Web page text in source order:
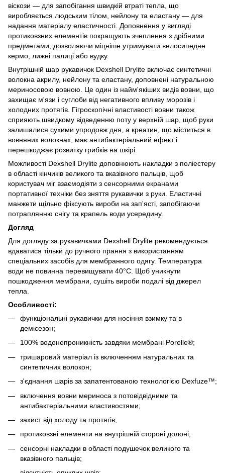
віскози — для запобігання швидкій втраті тепла, що
виробляється людським тілом, нейлону та еластану — для
надання матеріалу еластичності. Доповнення у вигляді
протиковзних елементів покращують зчеплення з дрібними
предметами, дозволяючи міцніше утримувати велосипедне
кермо, лижні палиці або вудку.
Внутрішній шар рукавичок Dexshell Drylite включає синтетичні
волокна акрилу, нейлону та еластану, доповнені натуральною
мериносовою вовною. Це один із найм'якіших видів вовни, що
захищає м'язи і суглоби від негативного впливу морозів і
холодних протягів. Гігроскопічні властивості вовни також
сприяють швидкому відведенню поту у верхній шар, щоб руки
залишалися сухими упродовж дня, а креатин, що міститься в
вовняних волокнах, має антибактеріальний ефект і
перешкоджає розвитку грибків на шкірі.
Можливості Dexshell Drylite доповнюють накладки з поліестеру
в області кінчиків великого та вказівного пальців, щоб
користувач міг взаємодіяти з сенсорними екранами
портативної техніки без зняття рукавички з руки. Еластичні
манжети щільно фіксують вироби на зап'ясті, запобігаючи
потраплянню снігу та крапель води усередину.
Догляд
Для догляду за рукавичками Dexshell Drylite рекомендується
вдаватися тільки до ручного прання з використанням
спеціальних засобів для мембранного одягу. Температура
води не повинна перевищувати 40°C. Щоб уникнути
пошкодження мембрани, сушіть вироби подалі від джерел
тепла.
Особливості:
функціональні рукавички для носіння взимку та в
демісезон;
100% водонепроникність завдяки мембрані Porelle®;
тришаровий матеріал із включенням натуральних та
синтетичних волокон;
з'єднання шарів за запатентованою технологією Dexfuze™;
включення вовни мериноса з потовідвідними та
антибактеріальними властивостями;
захист від холоду та протягів;
протиковзні елементи на внутрішній стороні долоні;
сенсорні накладки в області подушечок великого та
вказівного пальців;